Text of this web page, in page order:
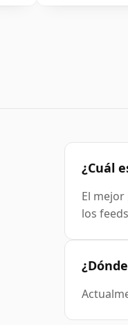
¿Cuál
El
los